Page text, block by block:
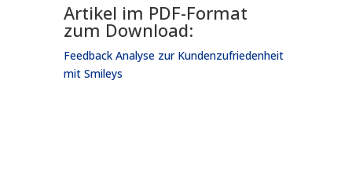
Artikel im PDF-Format
zum Download:
Feedback Analyse zur Kundenzufriedenheit
mit Smileys